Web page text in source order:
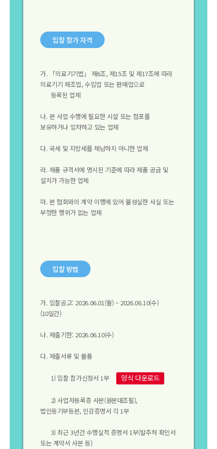
입찰 참가 자격
가. 「의료기기법」 제6조, 제15조 및 제17조에 따라
의료기기 제조업, 수입업 또는 판매업으로
등록된 업체
나. 본 사업 수행에 필요한 시설 또는 점포를
보유하거나 임차하고 있는 업체
다. 국세 및 지방세를 체납하지 아니한 업체
라. 제품 규격서에 명시된 기준에 따라 제품 공급 및
설치가 가능한 업체
마. 본 협회와의 계약 이행에 있어 불성실한 사실 또는
부정한 행위가 없는 업체
입찰 방법
가. 입찰공고: 2026.06.01(월) ~ 2026.06.10(수)
(10일간)
나. 제출기한: 2026.06.10(수)
다. 제출서류 및 물품
1) 입찰 참가신청서 1부 양식 다운로드
2) 사업자등록증 사본(원본대조필),
법인등기부등본, 인감증명서 각 1부
3) 최근 3년간 수행실적 증명서 1부(발주처 확인서
또는 계약서 사본 등)